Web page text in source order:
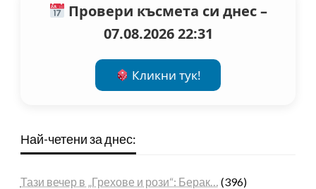
Провери късмета си днес –
07.08.2026 22:31
Кликни тук!
Най-четени за днес:
Тази вечер в „Грехове и рози“: Берак… (396)